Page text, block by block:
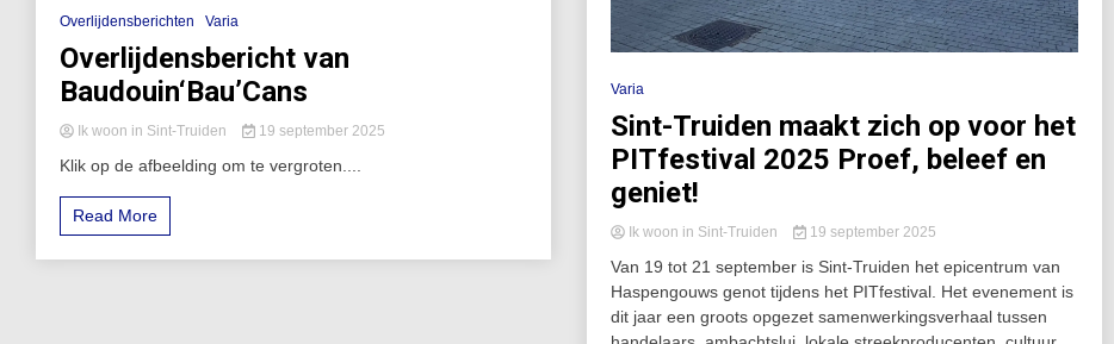
Overlijdensberichten Varia
Overlijdensbericht van
Baudouin‘Bau’Cans
Ik woon in Sint-Truiden 19 september 2025
Klik op de afbeelding om te vergroten....
Read More
Varia
Sint-Truiden maakt zich op voor het
PITfestival 2025 Proef, beleef en
geniet!
Ik woon in Sint-Truiden 19 september 2025
Van 19 tot 21 september is Sint-Truiden het epicentrum van
Haspengouws genot tijdens het PITfestival. Het evenement is
dit jaar een groots opgezet samenwerkingsverhaal tussen